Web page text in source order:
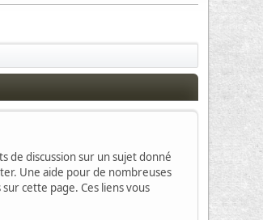
de discussion sur un sujet donné
Une aide pour de nombreuses
cette page. Ces liens vous